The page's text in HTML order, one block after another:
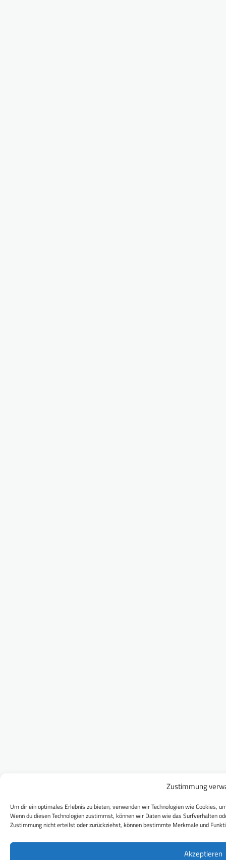
Zustimmung
Um dir ein optimales Erlebnis zu bieten, verwenden wir Technologien wie Cookies,
Wenn du diesen Technologien zustimmst, können wir Daten wie das Surfverhalten
Zustimmung nicht erteilst oder zurückziehst, können bestimmte Merkmale und
Akzeptieren